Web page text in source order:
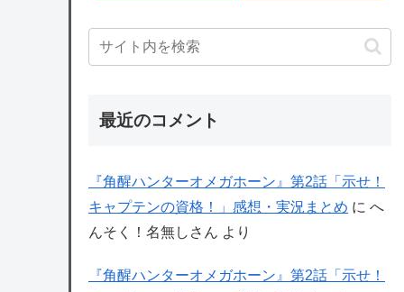
最近のコメント
『角醒ハンターオメガホーン』第2話「示せ！
キャプテンの資格！」感想・実況まとめ に へ
んそく！名無しさん より
『角醒ハンターオメガホーン』第2話「示せ！